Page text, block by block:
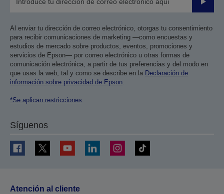
Enviar
Al enviar tu dirección de correo electrónico, otorgas tu consentimiento
para recibir comunicaciones de marketing —como encuestas y
estudios de mercado sobre productos, eventos, promociones y
servicios de Epson— por correo electrónico u otras formas de
comunicación electrónica, a partir de tus preferencias y del modo en
que usas la web, tal y como se describe en la Declaración de
información sobre privacidad de Epson.
*Se aplican restricciones
Síguenos
Atención al cliente